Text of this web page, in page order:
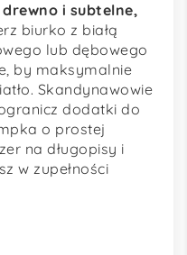
i subtelne,
biurko z białą
lub dębowego
by maksymalnie
Skandynawowie
dodatki do
o prostej
na długopisy i
w zupełności